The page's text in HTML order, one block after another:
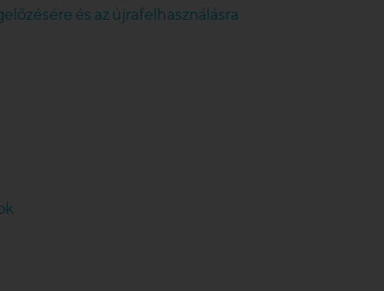
és az újrafelhasználásra